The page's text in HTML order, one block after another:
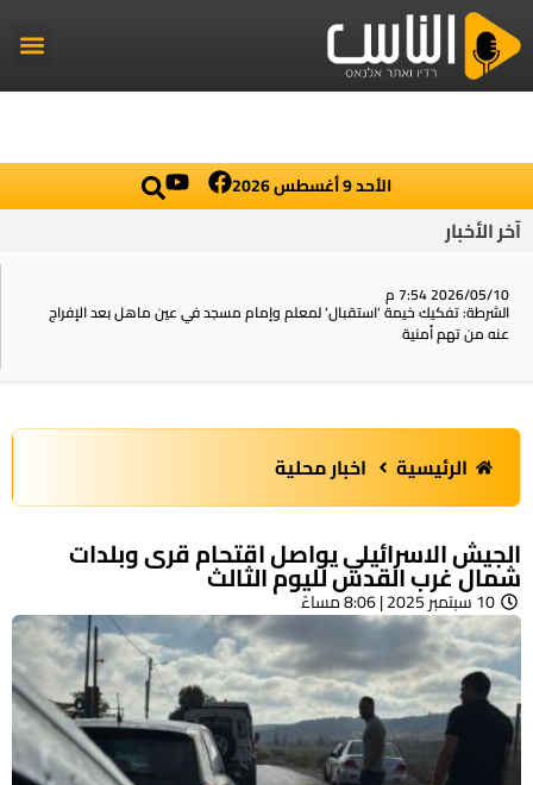
الأحد 9 أغسطس 2026
آخر الأخبار
2026/05/10 7:54 م
الشرطة: تفكيك خيمة ‘استقبال‘ لمعلم وإمام مسجد في عين ماهل بعد الإفراج
عنه من تهم أمنية
الرئيسية اخبار محلية
الجيش الاسرائيلي يواصل اقتحام قرى وبلدات
شمال غرب القدس لليوم الثالث
10 سبتمبر 2025 | 8:06 مساءً